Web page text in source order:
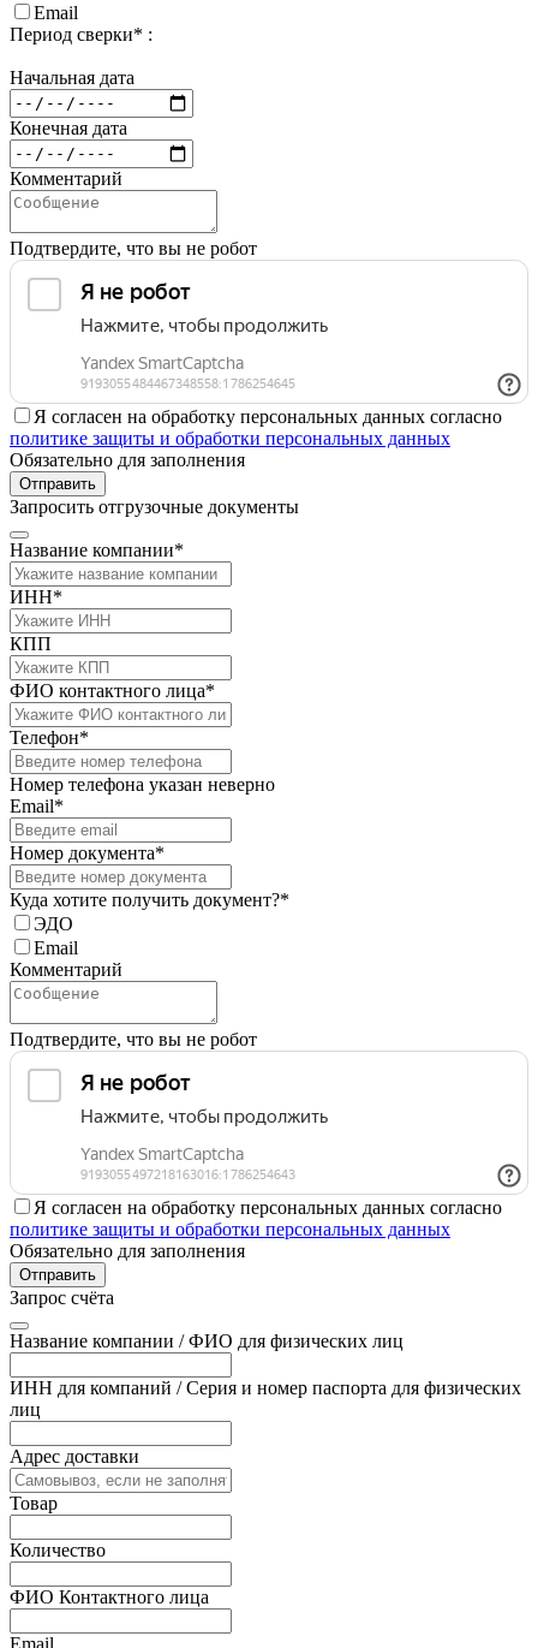
Email
Период сверки* :
Начальная дата
Конечная дата
Комментарий
Подтвердите, что вы не робот
Я согласен на обработку персональных данных согласно
политике защиты и обработки персональных данных
Обязательно для заполнения
Отправить
Запросить отгрузочные документы
Название компании*
ИНН*
КПП
ФИО контактного лица*
Телефон*
Номер телефона указан неверно
Email*
Номер документа*
Куда хотите получить документ?*
ЭДО
Email
Комментарий
Подтвердите, что вы не робот
Я согласен на обработку персональных данных согласно
политике защиты и обработки персональных данных
Обязательно для заполнения
Отправить
Запрос счёта
Название компании / ФИО для физических лиц
ИНН для компаний / Серия и номер паспорта для физических
лиц
Адрес доставки
Товар
Количество
ФИО Контактного лица
Email